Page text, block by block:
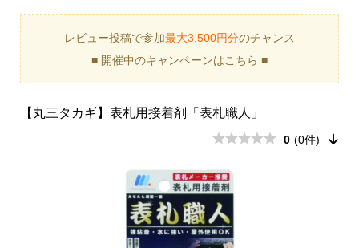
レビュー投稿で参加最大3,500円分のチャンス
■ 開催中のキャンペーンはこちら ■
【丸三タカギ】表札用接着剤「表札職人」
0 (0件)